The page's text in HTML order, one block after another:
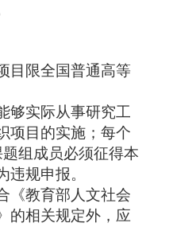
限全国普通高等
实际从事研究工
项目的实施；每个
组成员必须征得本
违规申报。
教育部人文社会
的相关规定外，应